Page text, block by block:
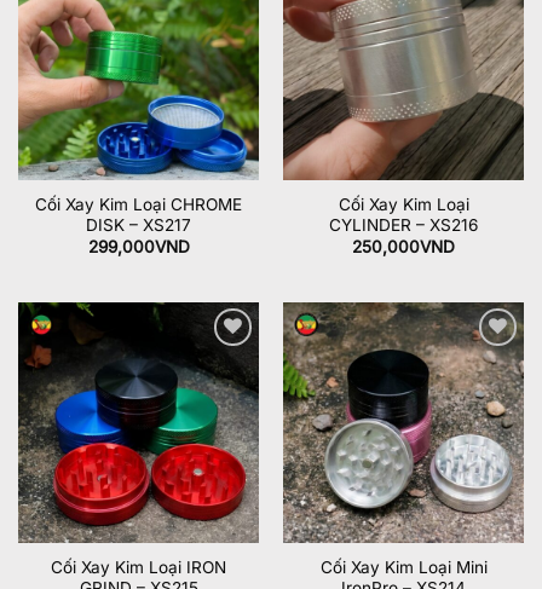
wishlist
Cối Xay Kim Loại CHROME
DISK – XS217
299,000VND
wishlist
Cối Xay Kim Loại
CYLINDER – XS216
250,000VND
Add to
wishlist
Cối Xay Kim Loại IRON
Add to
wishlist
Cối Xay Kim Loại Mini